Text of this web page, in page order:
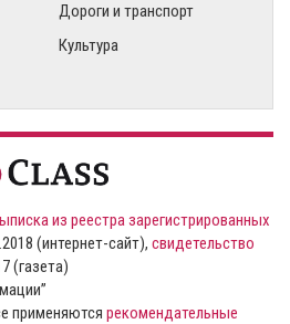
Дороги и транспорт
Культура
из реестра зарегистрированных
(интернет-сайт), свидетельство
(газета)
применяются рекомендательные